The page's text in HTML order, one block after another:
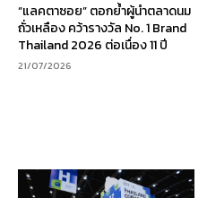
“แลคตาซอย” ตอกย้ำผู้นำตลาดนม
ถั่วเหลือง คว้ารางวัล No. 1 Brand
Thailand 2026 ต่อเนื่อง 11 ปี
21/07/2026